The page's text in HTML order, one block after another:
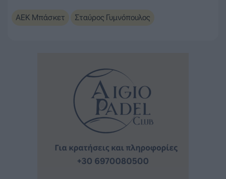
ΑΕΚ Μπάσκετ Σταύρος Γυμνόπουλος